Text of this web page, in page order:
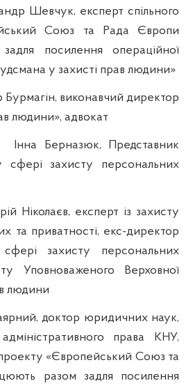
Шевчук, експерт спільного
Союз та Рада Європи
посилення операційної
у захисті прав людини»
виконавчий директор
людини», адвокат
Інна Берназюк, Представник
сфері захисту персональних
Ніколаєв, експерт із захисту
та приватності, екс-директор
захисту персональних
Уповноваженого Верховної
людини
доктор юридичних наук,
права КНУ,
«Європейський Союз та
разом задля посилення